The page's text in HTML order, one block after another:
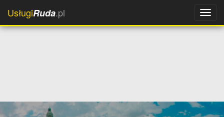
UsługiRuda.pl